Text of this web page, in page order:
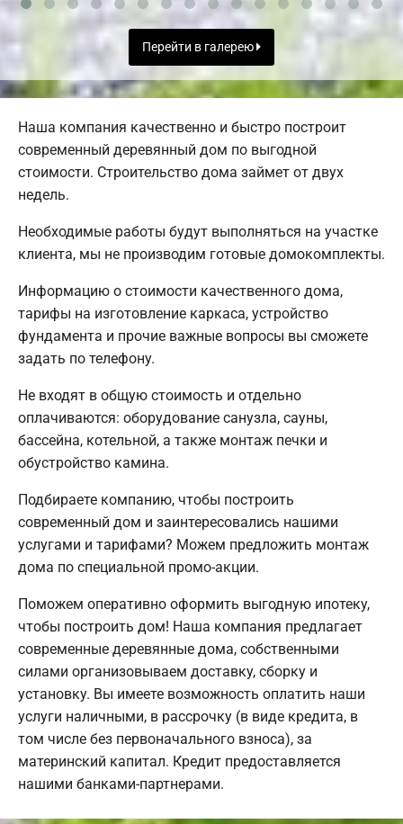
Перейти в галерею
Наша компания качественно и быстро построит
современный деревянный дом по выгодной
стоимости. Строительство дома займет от двух
недель.
Необходимые работы будут выполняться на участке
клиента, мы не производим готовые домокомплекты.
Информацию о стоимости качественного дома,
тарифы на изготовление каркаса, устройство
фундамента и прочие важные вопросы вы сможете
задать по телефону.
Не входят в общую стоимость и отдельно
оплачиваются: оборудование санузла, сауны,
бассейна, котельной, а также монтаж печки и
обустройство камина.
Подбираете компанию, чтобы построить
современный дом и заинтересовались нашими
услугами и тарифами? Можем предложить монтаж
дома по специальной промо-акции.
Поможем оперативно оформить выгодную ипотеку,
чтобы построить дом! Наша компания предлагает
современные деревянные дома, собственными
силами организовываем доставку, сборку и
установку. Вы имеете возможность оплатить наши
услуги наличными, в рассрочку (в виде кредита, в
том числе без первоначального взноса), за
материнский капитал. Кредит предоставляется
нашими банками-партнерами.